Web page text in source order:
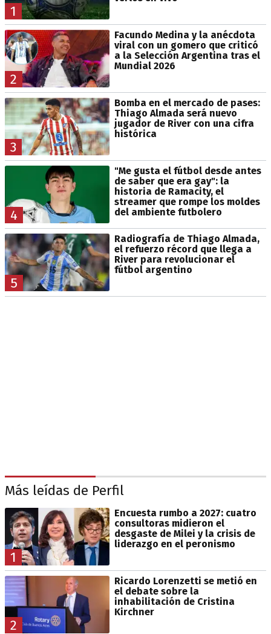
1
2
Facundo Medina y la anécdota
viral con un gomero que criticó
a la Selección Argentina tras el
Mundial 2026
3
Bomba en el mercado de pases:
Thiago Almada será nuevo
jugador de River con una cifra
histórica
4
"Me gusta el fútbol desde antes
de saber que era gay": la
historia de Ramacity, el
streamer que rompe los moldes
del ambiente futbolero
5
Radiografía de Thiago Almada,
el refuerzo récord que llega a
River para revolucionar el
fútbol argentino
Más leídas de Perfil
1
Encuesta rumbo a 2027: cuatro
consultoras midieron el
desgaste de Milei y la crisis de
liderazgo en el peronismo
2
Ricardo Lorenzetti se metió en
el debate sobre la
inhabilitación de Cristina
Kirchner